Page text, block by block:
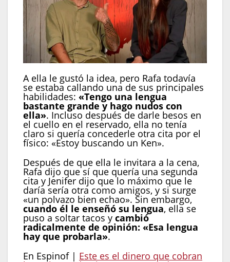
A ella le gustó la idea, pero Rafa todavía
se estaba callando una de sus principales
habilidades: «Tengo una lengua
bastante grande y hago nudos con
ella». Incluso después de darle besos en
el cuello en el reservado, ella no tenía
claro si quería concederle otra cita por el
físico: «Estoy buscando un Ken».
Después de que ella le invitara a la cena,
Rafa dijo que sí que quería una segunda
cita y Jenifer dijo que lo máximo que le
daría sería otra como amigos, y si surge
«un polvazo bien echao». Sin embargo,
cuando él le enseñó su lengua, ella se
puso a soltar tacos y cambió
radicalmente de opinión: «Esa lengua
hay que probarla».
En Espinof | Este es el dinero que cobran